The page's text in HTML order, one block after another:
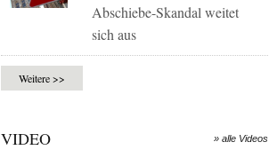
Abschiebe-Skandal weitet
sich aus
Weitere >>
VIDEO » alle Videos